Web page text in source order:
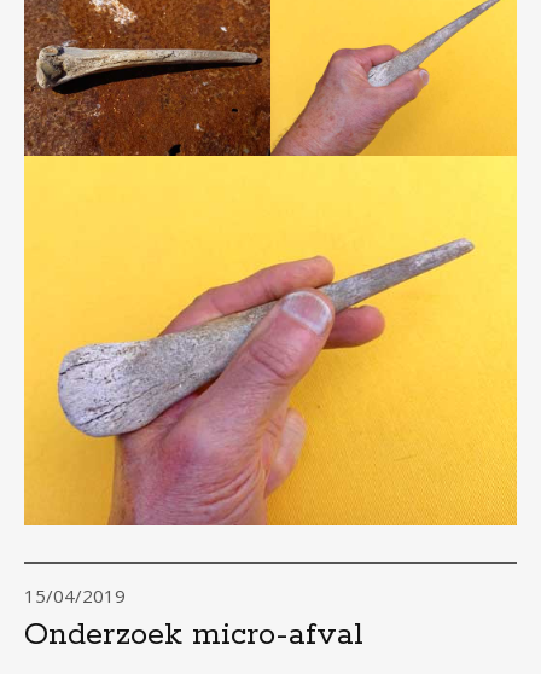
15/04/2019
Onderzoek micro-afval